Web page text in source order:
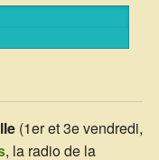
(1er et 3e vendredi,
, la radio de la